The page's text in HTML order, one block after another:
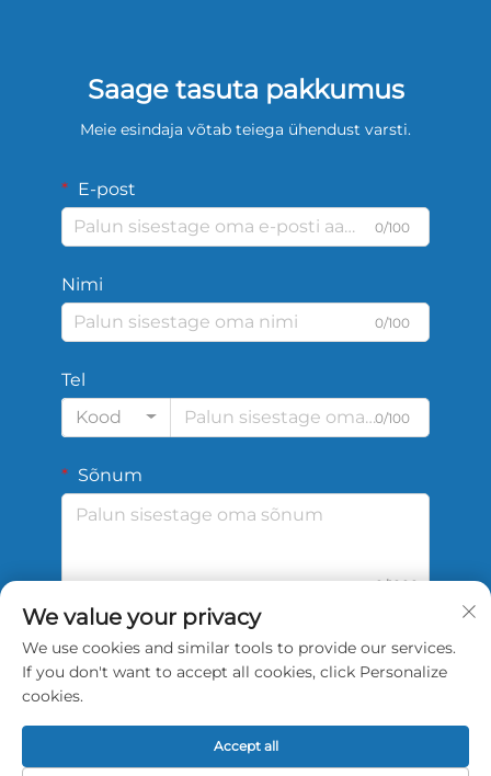
Saage tasuta pakkumus
Meie esindaja võtab teiega ühendust varsti.
E-post
0/100
Nimi
0/100
Tel
Kood
0/100
Sõnum
0/1000
Esita
We value your privacy
We use cookies and similar tools to provide our services.
If you don't want to accept all cookies, click Personalize
cookies.
Accept all